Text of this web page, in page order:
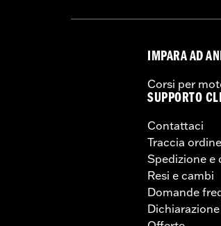
IMPARA AD
Corsi per
SUPPORTO
Contattaci
Traccia ordine
Spedizione e
Resi e cambi
Domande